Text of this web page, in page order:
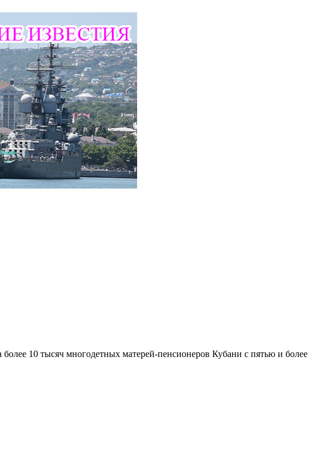
более 10 тысяч многодетных матерей-пенсионеров Кубани с пятью и более